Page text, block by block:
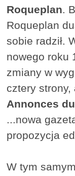
Roqueplan.
Roqueplan
sobie radził.
nowego roku
zmiany w
cztery strony,
Annonces
...nowa
propozycja
W tym